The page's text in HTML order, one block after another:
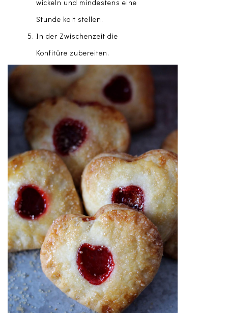
wickeln und mindestens eine
Stunde kalt stellen.
In der Zwischenzeit die
Konfitüre zubereiten.